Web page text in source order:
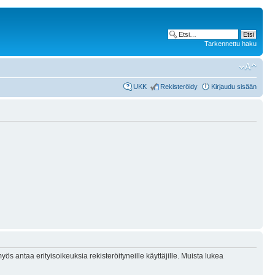
Tarkennettu haku
UKK Rekisteröidy Kirjaudu sisään
antaa erityisoikeuksia rekisteröityneille käyttäjille. Muista lukea